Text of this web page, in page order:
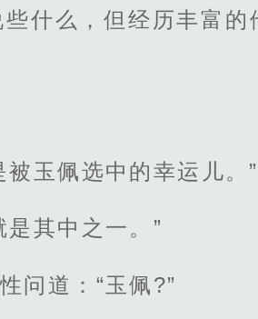
什么，但经历丰富的
玉佩选中的幸运儿。”
其中之一。”
问道：“玉佩?”